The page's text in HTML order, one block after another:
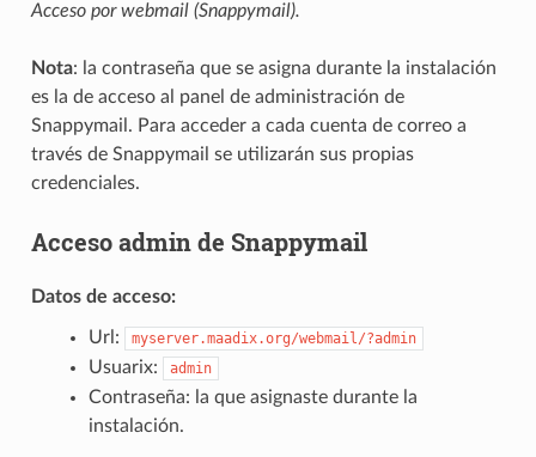
Acceso por webmail (Snappymail).
Nota: la contraseña que se asigna durante la instalación
es la de acceso al panel de administración de
Snappymail. Para acceder a cada cuenta de correo a
través de Snappymail se utilizarán sus propias
credenciales.
Acceso admin de Snappymail
Datos de acceso:
Url: myserver.maadix.org/webmail/?admin
Usuarix: admin
Contraseña: la que asignaste durante la
instalación.